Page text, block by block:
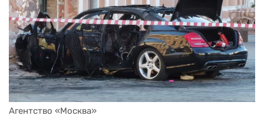
Агентство «Москва»